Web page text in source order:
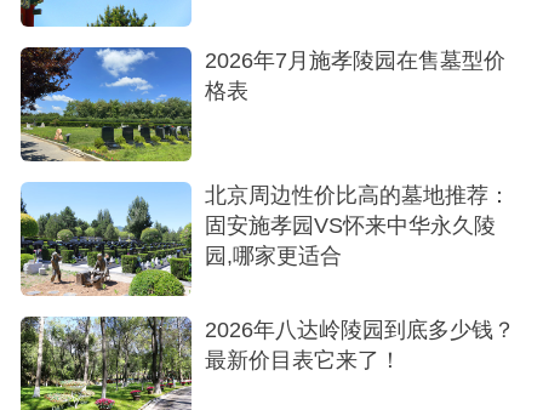
体现出了对基督教文化的精准理解和深入践行。
2024年河北省三河市灵山宝塔陵园在殡葬服务
领域不断推陈出新，秉持公益与市场相结合的原
则，为客户提供多元化、个性化且经济实惠的殡葬
解决方案。无论是追求简约朴素还是渴望独特纪
念，亦或是希望顺应自然之道，都能在这里找到心
灵深处的安慰与寄托。
2026年7月施孝陵园在售墓型价
格表
北京周边性价比高的墓地推荐：
固安施孝园VS怀来中华永久陵
园,哪家更适合
2026年八达岭陵园到底多少钱？
最新价目表它来了！